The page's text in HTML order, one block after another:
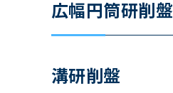
広幅円筒研削盤
溝研削盤